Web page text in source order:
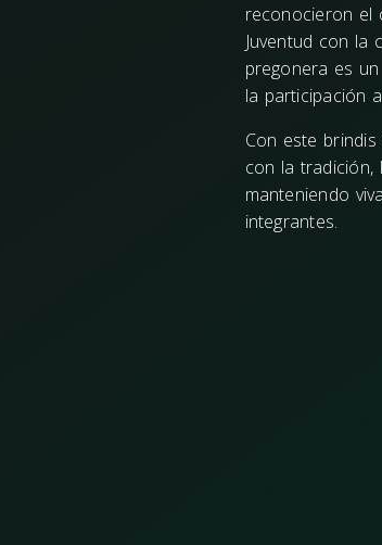
reconocieron el
Juventud con la
pregonera es
la participación
Con este
con la tradición,
manteniendo
integrantes.